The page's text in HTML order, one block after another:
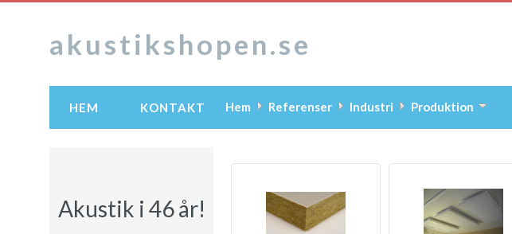
akustikshopen.se
HEM KONTAKT
Akustik i 46 år!
Hem Referenser Industri Produktion